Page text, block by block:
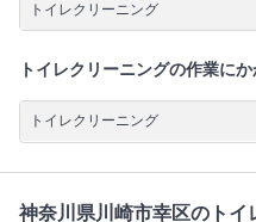
トイレクリーニング
トイレクリーニングの作業に
トイレクリーニング
神奈川県川崎市幸区のトイ